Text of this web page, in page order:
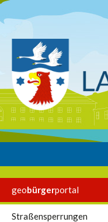
geobürgerportal
Straßensperrungen